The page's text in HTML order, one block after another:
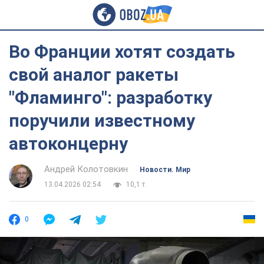
Во Франции хотят создать
свой аналог ракеты
"Фламинго": разработку
поручили известному
автоконцерну
Андрей Колотовкин
Новости. Мир
13.04.2026 02:54
10,1 т.
0